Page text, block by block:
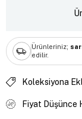
Ürünleriniz;
edilir.
Koleksiyona
Fiyat Düşünce